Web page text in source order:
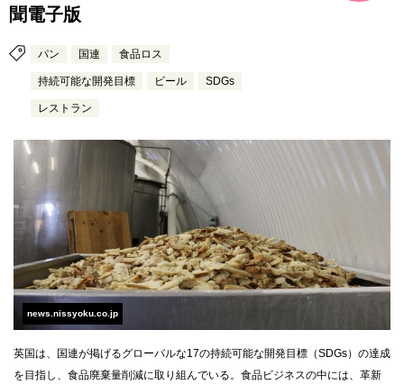
聞電子版
パン 国連 食品ロス
持続可能な開発目標 ビール SDGs
レストラン
news.nissyoku.co.jp
英国は、国連が掲げるグローバルな17の持続可能な開発目標（SDGs）の達成
を目指し、食品廃棄量削減に取り組んでいる。食品ビジネスの中には、革新